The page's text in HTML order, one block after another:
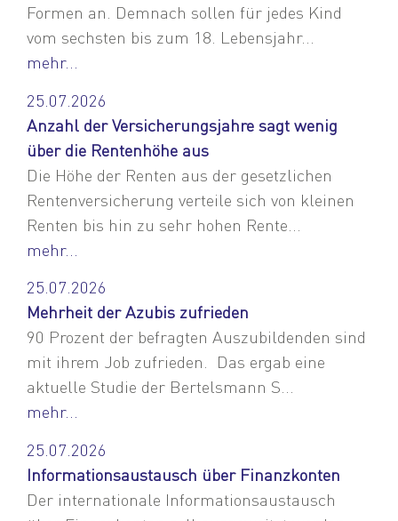
Formen an. Demnach sollen für jedes Kind
vom sechsten bis zum 18. Lebensjahr...
mehr...
25.07.2026
Anzahl der Versicherungsjahre sagt wenig
über die Rentenhöhe aus
Die Höhe der Renten aus der gesetzlichen
Rentenversicherung verteile sich von kleinen
Renten bis hin zu sehr hohen Rente...
mehr...
25.07.2026
Mehrheit der Azubis zufrieden
90 Prozent der befragten Auszubildenden sind
mit ihrem Job zufrieden. Das ergab eine
aktuelle Studie der Bertelsmann S...
mehr...
25.07.2026
Informationsaustausch über Finanzkonten
Der internationale Informationsaustausch